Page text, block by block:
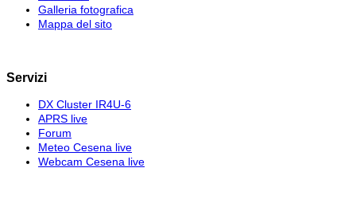
Galleria fotografica
Mappa del sito
Servizi
DX Cluster IR4U-6
APRS live
Forum
Meteo Cesena live
Webcam Cesena live